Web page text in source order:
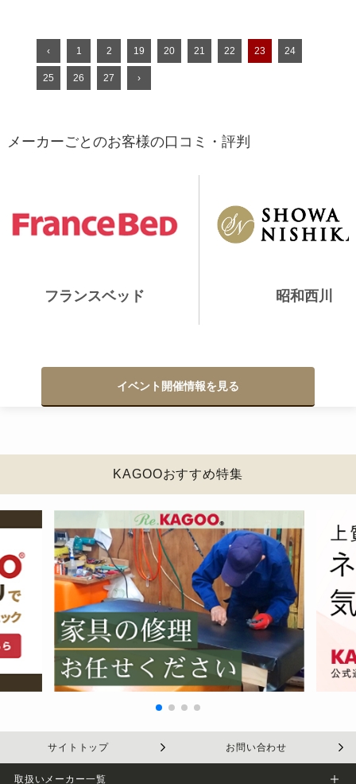
‹ 1 2 19 20 21 22 23 24
25 26 27 ›
メーカーごとのお客様の口コミ・評判
フランスベッド 昭和西川
イベント開催情報を見る
KAGOOおすすめ特集
サイトトップ お問い合わせ
取扱いメーカー一覧